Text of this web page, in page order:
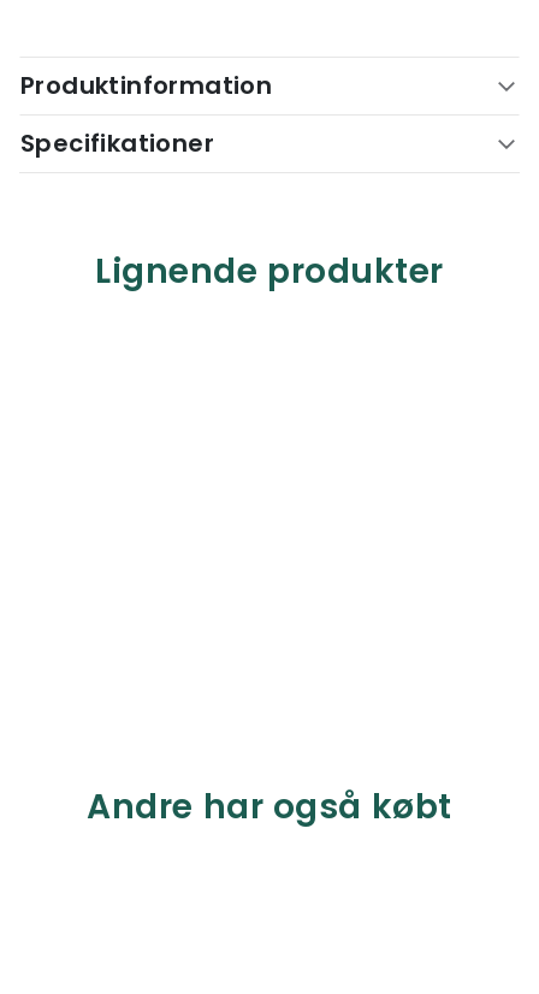
Produktinformation
Specifikationer
Lignende produkter
Andre har også købt